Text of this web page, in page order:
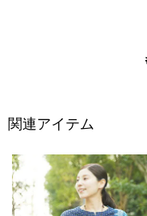
関連アイテム